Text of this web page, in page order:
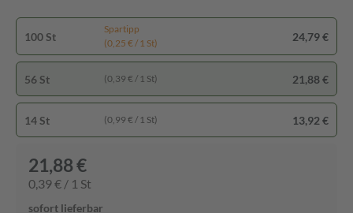
100 St
Spartipp
(0,25 € / 1 St)
24,79 €
56 St (0,39 € / 1 St) 21,88 €
14 St (0,99 € / 1 St) 13,92 €
21,88 €
0,39 € / 1 St
sofort lieferbar